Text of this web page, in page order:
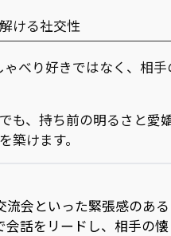
ける社交性
べり好きではなく、相手
も、持ち前の明るさと愛
築けます。
会といった緊張感のある
話をリードし、相手の懐